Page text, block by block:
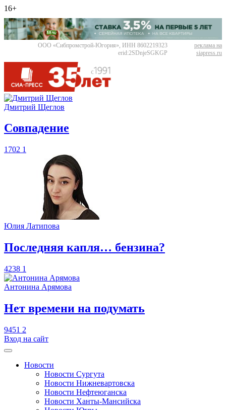
16+
ООО «Сибпромстрой-Югория», ИНН 8602219323
erid:2SDnjeSGKGP
реклама на
siapress.ru
Дмитрий Щеглов
​Совпадение
1702 1
Юлия Латипова
​Последняя капля… бензина?
4238 1
Антонина Арямова
​Нет времени на подумать
9451 2
Вход на сайт
Новости
Новости Сургута
Новости Нижневартовска
Новости Нефтеюганска
Новости Ханты-Мансийска